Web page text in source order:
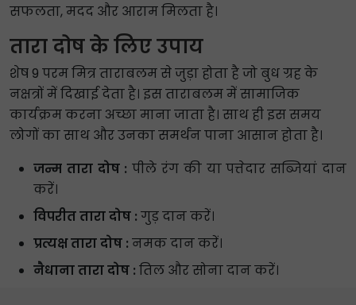
सफलता, मदद और आराम मिलता है।
तारा दोष के लिए उपाय
शेष 9 परम मित्र ताराबलम से जुड़ा होता है जो बुध ग्रह के
नक्षत्रों में दिखाई देता है। इस ताराबलम में सामाजिक
कार्यक्रम करना अच्छा माना जाता है। साथ ही इस समय
लोगों का साथ और उनका समर्थन पाना आसान होता है।
जन्म तारा दोष : पीले रंग की या पत्तेदार सब्जियां दान
करें।
विपरीत तारा दोष : गुड़ दान करें।
प्रत्यक्ष तारा दोष : नमक दान करें।
नैधाना तारा दोष : तिल और सोना दान करें।